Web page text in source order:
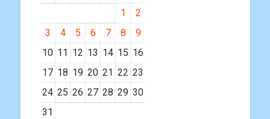
1
2
3
4 5 6 7 8
9
10 11 12 13 14 15 16
17 18 19 20 21 22 23
24 25 26 27 28 29 30
31